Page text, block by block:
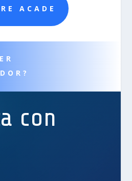
ACADE
con